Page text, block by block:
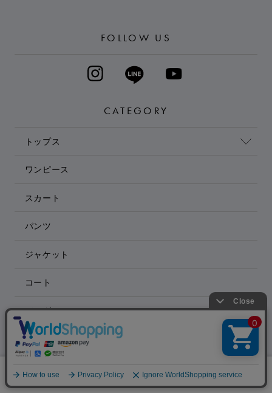
FOLLOW US
CATEGORY
トップス
ワンピース
スカート
パンツ
ジャケット
コート
バッグ
シューズ